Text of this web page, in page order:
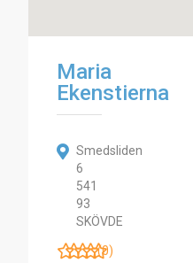
Maria
Ekenstierna
Smedsliden
6
541
93
SKÖVDE
(0)